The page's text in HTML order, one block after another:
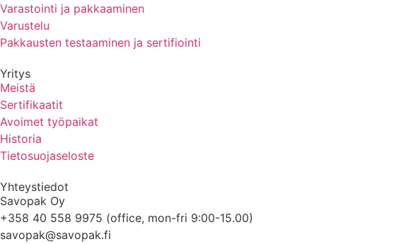
Varastointi ja pakkaaminen
Varustelu
Pakkausten testaaminen ja sertifiointi
Yritys
Meistä
Sertifikaatit
Avoimet työpaikat
Historia
Tietosuojaseloste
Yhteystiedot
Savopak Oy
+358 40 558 9975 (office, mon-fri 9:00-15.00)
savopak@savopak.fi